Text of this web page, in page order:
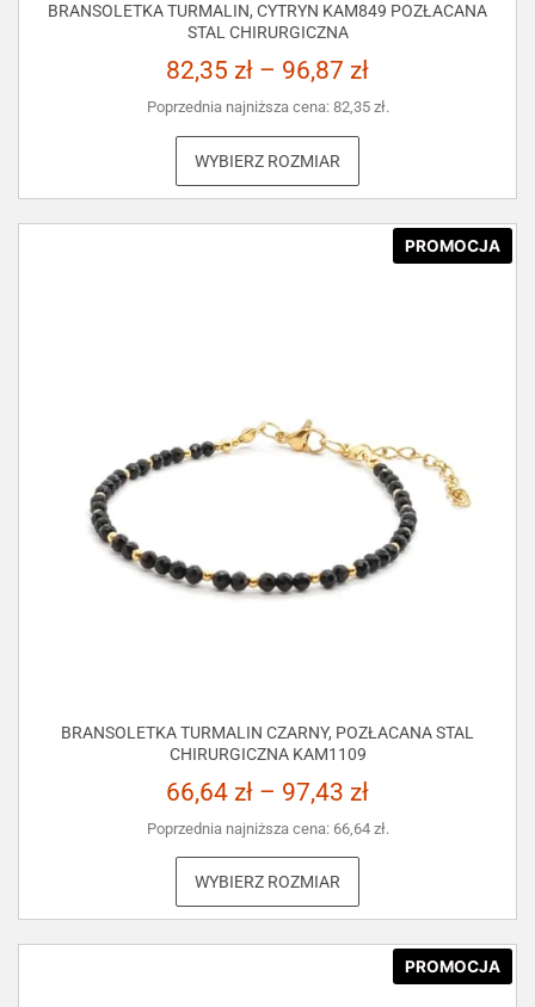
BRANSOLETKA TURMALIN, CYTRYN KAM849 POZŁACANA
STAL CHIRURGICZNA
82,35 zł – 96,87 zł
Poprzednia najniższa cena: 82,35 zł.
WYBIERZ ROZMIAR
PROMOCJA
BRANSOLETKA TURMALIN CZARNY, POZŁACANA STAL
CHIRURGICZNA KAM1109
66,64 zł – 97,43 zł
Poprzednia najniższa cena: 66,64 zł.
WYBIERZ ROZMIAR
PROMOCJA